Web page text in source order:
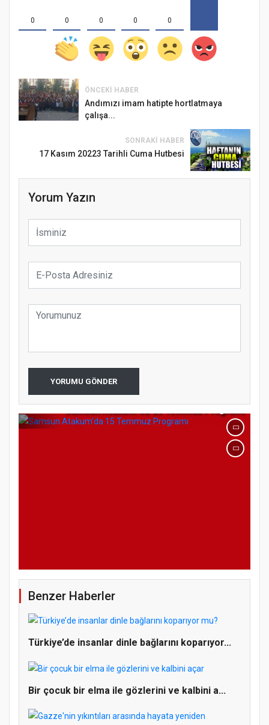
0 0 0 0 0
ÖNCEKI HABER
Andımızı imam hatipte hortlatmaya
çalışa...
SONRAKI HABER
17 Kasım 20223 Tarihli Cuma Hutbesi
Yorum Yazın
YORUMU GÖNDER
Samsun Atakum’da Ayasofya Camii
Etkinliği
Türkiye’de insanlar dinle bağlarını
Benzer Haberler
Türkiye’de insanlar dinle bağlarını koparıyor...
Bir çocuk bir elma ile gözlerini ve kalbini a...